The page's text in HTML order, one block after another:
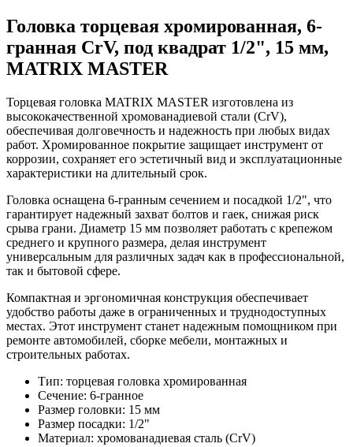
Головка торцевая хромированная, 6-
гранная CrV, под квадрат 1/2", 15 мм,
MATRIX MASTER
Торцевая головка MATRIX MASTER изготовлена из
высококачественной хромованадиевой стали (CrV),
обеспечивая долговечность и надежность при любых видах
работ. Хромированное покрытие защищает инструмент от
коррозии, сохраняет его эстетичный вид и эксплуатационные
характеристики на длительный срок.
Головка оснащена 6-гранным сечением и посадкой 1/2", что
гарантирует надежный захват болтов и гаек, снижая риск
срыва грани. Диаметр 15 мм позволяет работать с крепежом
среднего и крупного размера, делая инструмент
универсальным для различных задач как в профессиональной,
так и бытовой сфере.
Компактная и эргономичная конструкция обеспечивает
удобство работы даже в ограниченных и труднодоступных
местах. Этот инструмент станет надежным помощником при
ремонте автомобилей, сборке мебели, монтажных и
строительных работах.
Тип: торцевая головка хромированная
Сечение: 6-гранное
Размер головки: 15 мм
Размер посадки: 1/2"
Материал: хромованадиевая сталь (CrV)